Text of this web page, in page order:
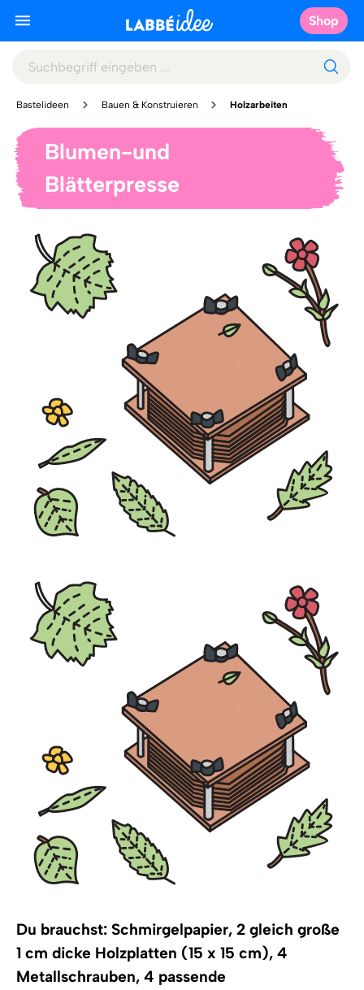
Shop
Bastelideen Bauen & Konstruieren Holzarbeiten
Blumen-und
Blätterpresse
Du brauchst: Schmirgelpapier, 2 gleich große
1 cm dicke Holzplatten (15 x 15 cm), 4
Metallschrauben, 4 passende